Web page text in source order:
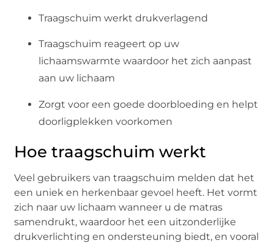
Traagschuim werkt drukverlagend
Traagschuim reageert op uw
lichaamswarmte waardoor het zich aanpast
aan uw lichaam
Zorgt voor een goede doorbloeding en helpt
doorligplekken voorkomen
Hoe traagschuim werkt
Veel gebruikers van traagschuim melden dat het
een uniek en herkenbaar gevoel heeft. Het vormt
zich naar uw lichaam wanneer u de matras
samendrukt, waardoor het een uitzonderlijke
drukverlichting en ondersteuning biedt, en vooral